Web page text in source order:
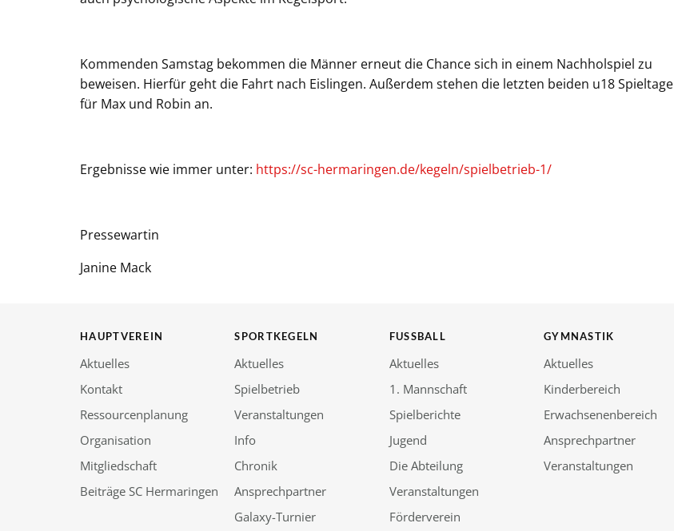
Kommenden Samstag bekommen die Männer erneut die Chance sich in einem Nachholspiel zu
beweisen. Hierfür geht die Fahrt nach Eislingen. Außerdem stehen die letzten beiden u18 Spieltage
für Max und Robin an.
Ergebnisse wie immer unter: https://sc-hermaringen.de/kegeln/spielbetrieb-1/
Pressewartin
Janine Mack
HAUPTVEREIN
Aktuelles
Kontakt
Ressourcenplanung
Organisation
Mitgliedschaft
Beiträge SC Hermaringen
SPORTKEGELN
Aktuelles
Spielbetrieb
Veranstaltungen
Info
Chronik
Ansprechpartner
Galaxy-Turnier
FUSSBALL
Aktuelles
1. Mannschaft
Spielberichte
Jugend
Die Abteilung
Veranstaltungen
Förderverein
GYMNASTIK
Aktuelles
Kinderbereich
Erwachsenenbereich
Ansprechpartner
Veranstaltungen